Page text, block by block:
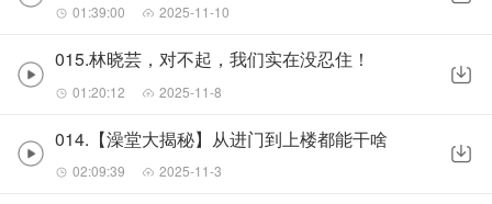
01:39:00 2025-11-10
015.林晓芸，对不起，我们实在没忍住！
01:20:12 2025-11-8
014.【澡堂大揭秘】从进门到上楼都能干啥
02:09:39 2025-11-3